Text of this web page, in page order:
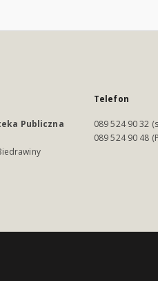
Publiczna
Telefon
089 524 90 32
089 524 90 48